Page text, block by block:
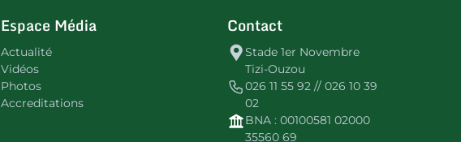
Espace Média
Actualité
Vidéos
Photos
Accreditations
Contact
Stade 1er Novembre
Tizi-Ouzou
026 11 55 92 // 026 10 39
02
BNA : 00100581 02000
35560 69